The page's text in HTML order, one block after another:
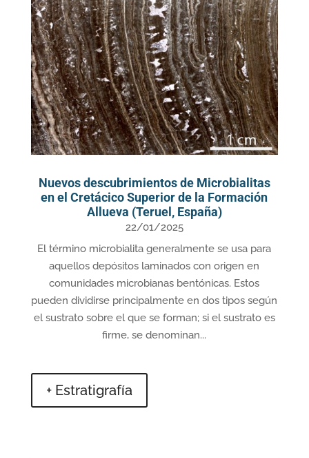
Nuevos descubrimientos de Microbialitas
en el Cretácico Superior de la Formación
Allueva (Teruel, España)
22/01/2025
El término microbialita generalmente se usa para
aquellos depósitos laminados con origen en
comunidades microbianas bentónicas. Estos
pueden dividirse principalmente en dos tipos según
el sustrato sobre el que se forman; si el sustrato es
firme, se denominan...
+ Estratigrafía